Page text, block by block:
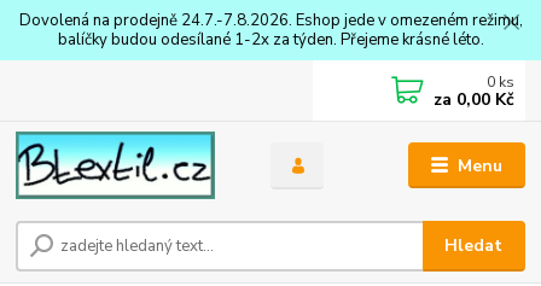
Dovolená na prodejně 24.7.-7.8.2026. Eshop jede v omezeném režimu,
balíčky budou odesílané 1-2x za týden. Přejeme krásné léto.
Menu
Hledat
0 ks
za 0,00 Kč